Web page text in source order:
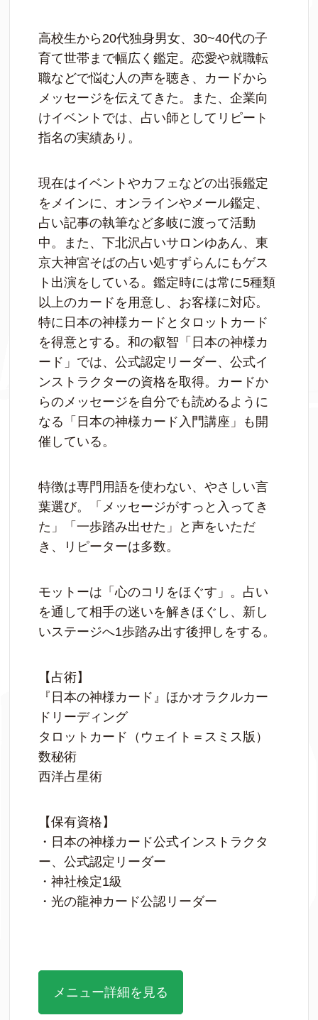
高校生から20代独身男女、30~40代の子
育て世帯まで幅広く鑑定。恋愛や就職転
職などで悩む人の声を聴き、カードから
メッセージを伝えてきた。また、企業向
けイベントでは、占い師としてリピート
指名の実績あり。
現在はイベントやカフェなどの出張鑑定
をメインに、オンラインやメール鑑定、
占い記事の執筆など多岐に渡って活動
中。また、下北沢占いサロンゆあん、東
京大神宮そばの占い処すずらんにもゲス
ト出演をしている。鑑定時には常に5種類
以上のカードを用意し、お客様に対応。
特に日本の神様カードとタロットカード
を得意とする。和の叡智「日本の神様カ
ード」では、公式認定リーダー、公式イ
ンストラクターの資格を取得。カードか
らのメッセージを自分でも読めるように
なる「日本の神様カード入門講座」も開
催している。
特徴は専門用語を使わない、やさしい言
葉選び。「メッセージがすっと入ってき
た」「一歩踏み出せた」と声をいただ
き、リピーターは多数。
モットーは「心のコリをほぐす」。占い
を通して相手の迷いを解きほぐし、新し
いステージへ1歩踏み出す後押しをする。
【占術】
『日本の神様カード』ほかオラクルカー
ドリーディング
タロットカード（ウェイト＝スミス版）
数秘術
西洋占星術
【保有資格】
・日本の神様カード公式インストラクタ
ー、公式認定リーダー
・神社検定1級
・光の龍神カード公認リーダー
メニュー詳細を見る